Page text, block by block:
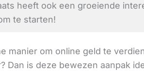
heeft ook een groeiende
te starten!
manier om online geld te
Dan is deze bewezen aanpak